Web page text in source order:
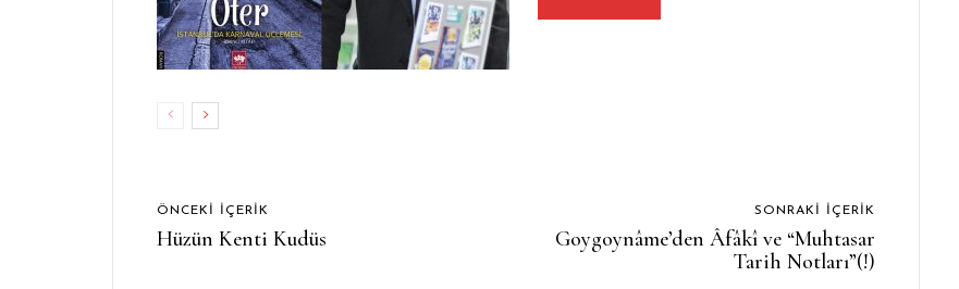
ÖNCEKI İÇERIK
Hüzün Kenti Kudüs
SONRAKI İÇERIK
Goygoynâme’den Âfâkî ve “Muhtasar
Tarih Notları”(!)